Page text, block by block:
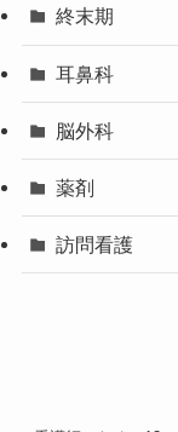
終末期
耳鼻科
脳外科
薬剤
訪問看護